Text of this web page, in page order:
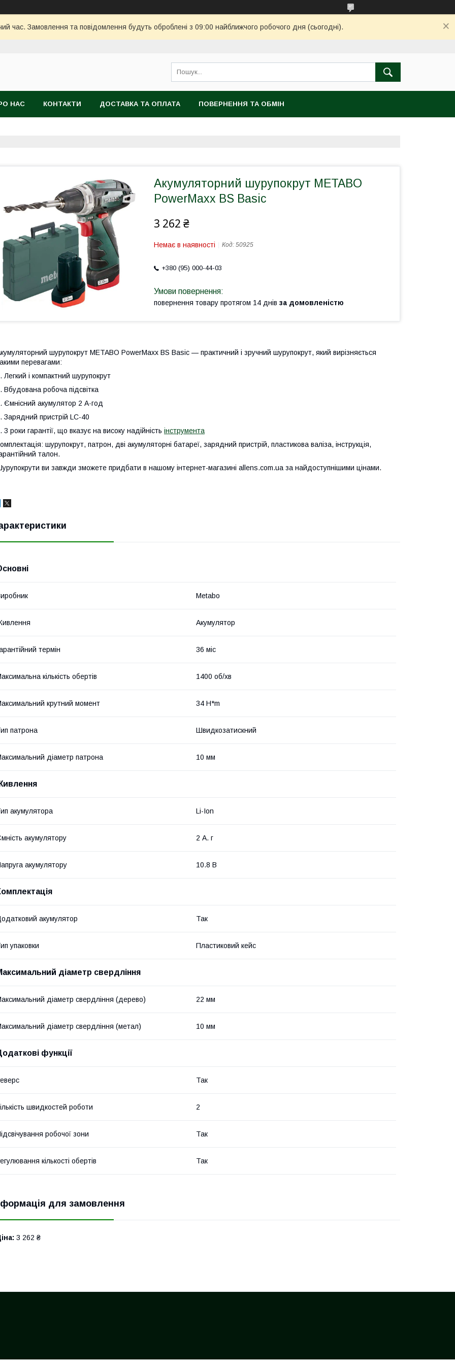
час. Замовлення та повідомлення будуть оброблені з 09:00 найближчого робочого дня (сьогодні).
НАС КОНТАКТИ ДОСТАВКА ТА ОПЛАТА ПОВЕРНЕННЯ ТА ОБМІН
Акумуляторний шурупокрут METABO
PowerMaxx BS Basic
3 262 ₴
Немає в наявності Код: 50925
+380 (95) 000-44-03
повернення товару протягом 14 днів за домовленістю
шурупокрут METABO PowerMaxx BS Basic — практичний і зручний шурупокрут, який вирізняється
перевагами:
Легкий і компактний шурупокрут
Вбудована робоча підсвітка
Ємнісний акумулятор 2 А·год
Зарядний пристрій LC-40
3 роки гарантії, що вказує на високу надійність інструмента
шурупокрут, патрон, дві акумуляторні батареї, зарядний пристрій, пластикова валіза, інструкція,
талон.
ви завжди зможете придбати в нашому інтернет-магазині allens.com.ua за найдоступнішими цінами.
Metabo
Акумулятор
термін 36 міс
кількість обертів 1400 об/хв
крутний момент 34 H*m
патрона Швидкозатискний
діаметр патрона 10 мм
акумулятора Li-Ion
акумулятору 2 А. г
акумулятору 10.8 В
акумулятор Так
упаковки Пластиковий кейс
діаметр свердління
діаметр свердління (дерево) 22 мм
діаметр свердління (метал) 10 мм
функції
Так
швидкостей роботи 2
робочої зони Так
кількості обертів Так
для замовлення
3 262 ₴